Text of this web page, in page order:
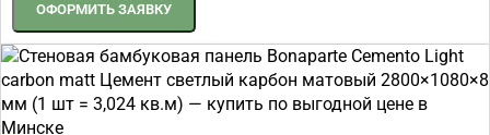
ОФОРМИТЬ ЗАЯВКУ